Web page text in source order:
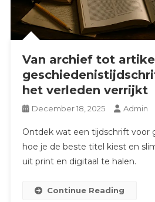
Van archief tot
het verleden verrijkt
December 18, 2025 Admin
Ontdek wat een tijdschrift voor
hoe je de beste titel kiest en
uit print en digitaal te halen.
Continue Reading